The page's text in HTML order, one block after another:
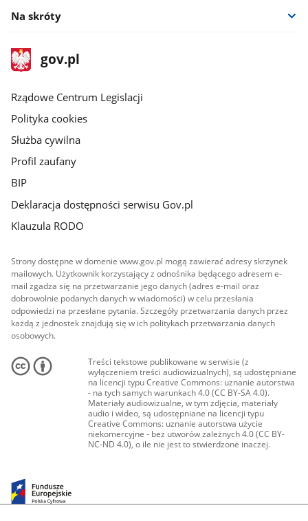
Na skróty
stopka
gov.plStrona
gov.pl
Rządowe Centrum Legislacji
Polityka cookies
Służba cywilna
Profil zaufany
BIP
Deklaracja dostępności serwisu Gov.pl
Klauzula RODO
Strony dostępne w domenie www.gov.pl mogą zawierać adresy skrzynek
mailowych. Użytkownik korzystający z odnośnika będącego adresem e-
mail zgadza się na przetwarzanie jego danych (adres e-mail oraz
dobrowolnie podanych danych w wiadomości) w celu przesłania
odpowiedzi na przesłane pytania. Szczegóły przetwarzania danych przez
każdą z jednostek znajdują się w ich politykach przetwarzania danych
osobowych.
Treści tekstowe publikowane w serwisie (z
wyłączeniem treści audiowizualnych), są udostępniane
na licencji typu Creative Commons: uznanie autorstwa
- na tych samych warunkach 4.0 (CC BY-SA 4.0).
Materiały audiowizualne, w tym zdjęcia, materiały
audio i wideo, są udostępniane na licencji typu
Creative Commons: uznanie autorstwa użycie
niekomercyjne - bez utworów zależnych 4.0 (CC BY-
NC-ND 4.0), o ile nie jest to stwierdzone inaczej.